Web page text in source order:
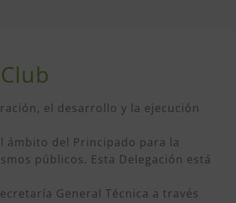
el desarrollo y la ejecución
ámbito del Principado para la
públicos. Esta Delegación está
General Técnica a través